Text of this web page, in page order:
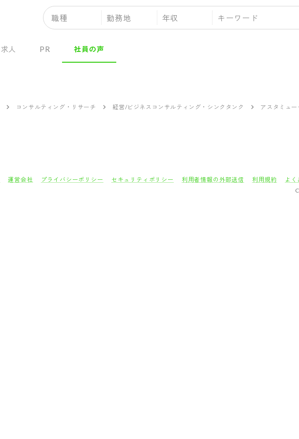
職種 勤務地 年収
求人 PR 社員の声
コンサルティング・リサーチ 経営/ビジネスコンサルティング・シンクタンク アスタミュ
運営会社 プライバシーポリシー セキュリティポリシー 利用者情報の外部送信 利用規約 よく